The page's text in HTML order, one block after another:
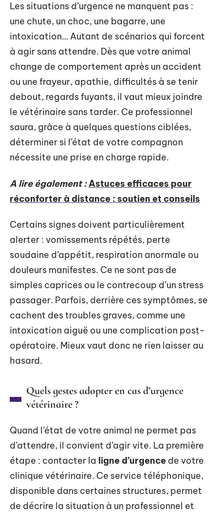
Les situations d’urgence ne manquent pas :
une chute, un choc, une bagarre, une
intoxication… Autant de scénarios qui forcent
à agir sans attendre. Dès que votre animal
change de comportement après un accident
ou une frayeur, apathie, difficultés à se tenir
debout, regards fuyants, il vaut mieux joindre
le vétérinaire sans tarder. Ce professionnel
saura, grâce à quelques questions ciblées,
déterminer si l’état de votre compagnon
nécessite une prise en charge rapide.
A lire également : Astuces efficaces pour
réconforter à distance : soutien et conseils
Certains signes doivent particulièrement
alerter : vomissements répétés, perte
soudaine d’appétit, respiration anormale ou
douleurs manifestes. Ce ne sont pas de
simples caprices ou le contrecoup d’un stress
passager. Parfois, derrière ces symptômes, se
cachent des troubles graves, comme une
intoxication aiguë ou une complication post-
opératoire. Mieux vaut donc ne rien laisser au
hasard.
Quels gestes adopter en cas d’urgence
vétérinaire ?
Quand l’état de votre animal ne permet pas
d’attendre, il convient d’agir vite. La première
étape : contacter la ligne d’urgence de votre
clinique vétérinaire. Ce service téléphonique,
disponible dans certaines structures, permet
de décrire la situation à un professionnel et